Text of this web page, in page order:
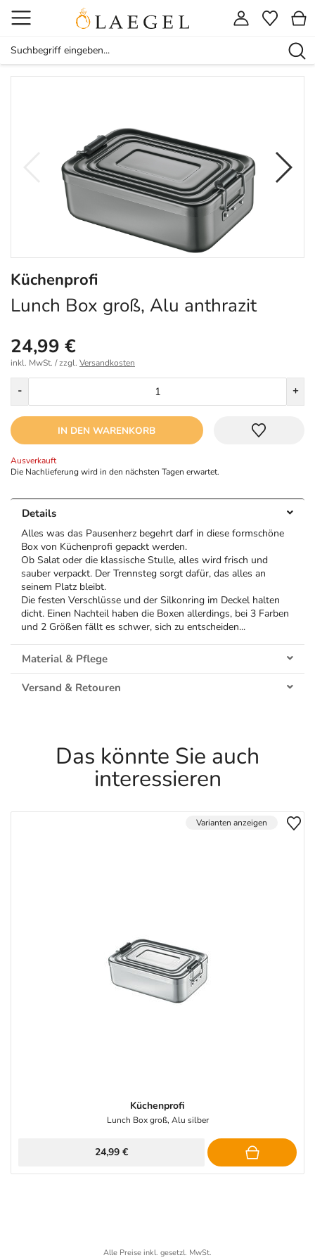
Küchenprofi
Lunch Box groß, Alu anthrazit
24,99 €
inkl. MwSt. / zzgl. Versandkosten
- +
IN DEN WARENKORB
Ausverkauft
Die Nachlieferung wird in den nächsten Tagen erwartet.
Details
Alles was das Pausenherz begehrt darf in diese formschöne
Box von Küchenprofi gepackt werden.
Ob Salat oder die klassische Stulle, alles wird frisch und
sauber verpackt. Der Trennsteg sorgt dafür, das alles an
seinem Platz bleibt.
Die festen Verschlüsse und der Silkonring im Deckel halten
dicht. Einen Nachteil haben die Boxen allerdings, bei 3 Farben
und 2 Größen fällt es schwer, sich zu entscheiden...
Material & Pflege
Versand & Retouren
Das könnte Sie auch
interessieren
Varianten anzeigen
Küchenprofi
Lunch Box groß, Alu silber
24,99 €
Alle Preise inkl. gesetzl. MwSt.